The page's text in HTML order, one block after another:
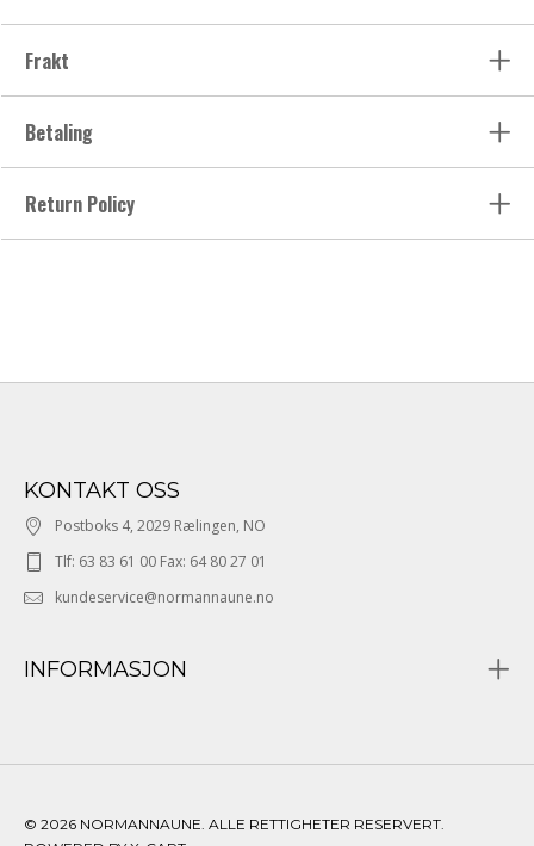
Frakt
Betaling
Return Policy
KONTAKT OSS
Postboks 4, 2029 Rælingen, NO
Tlf: 63 83 61 00 Fax: 64 80 27 01
kundeservice@normannaune.no
INFORMASJON
© 2026 NORMANNAUNE. ALLE RETTIGHETER RESERVERT.